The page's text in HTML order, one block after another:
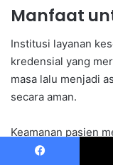
Manfaat
Institusi layanan
kredensial yang
masa lalu menjadi
secara aman.
Keamanan pasien
terverifikasi